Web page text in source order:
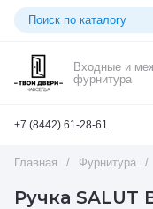
Входные и
фурнитура
+7 (8442) 61-28-61
Главная / Фурнитура /
Ручка SALUT